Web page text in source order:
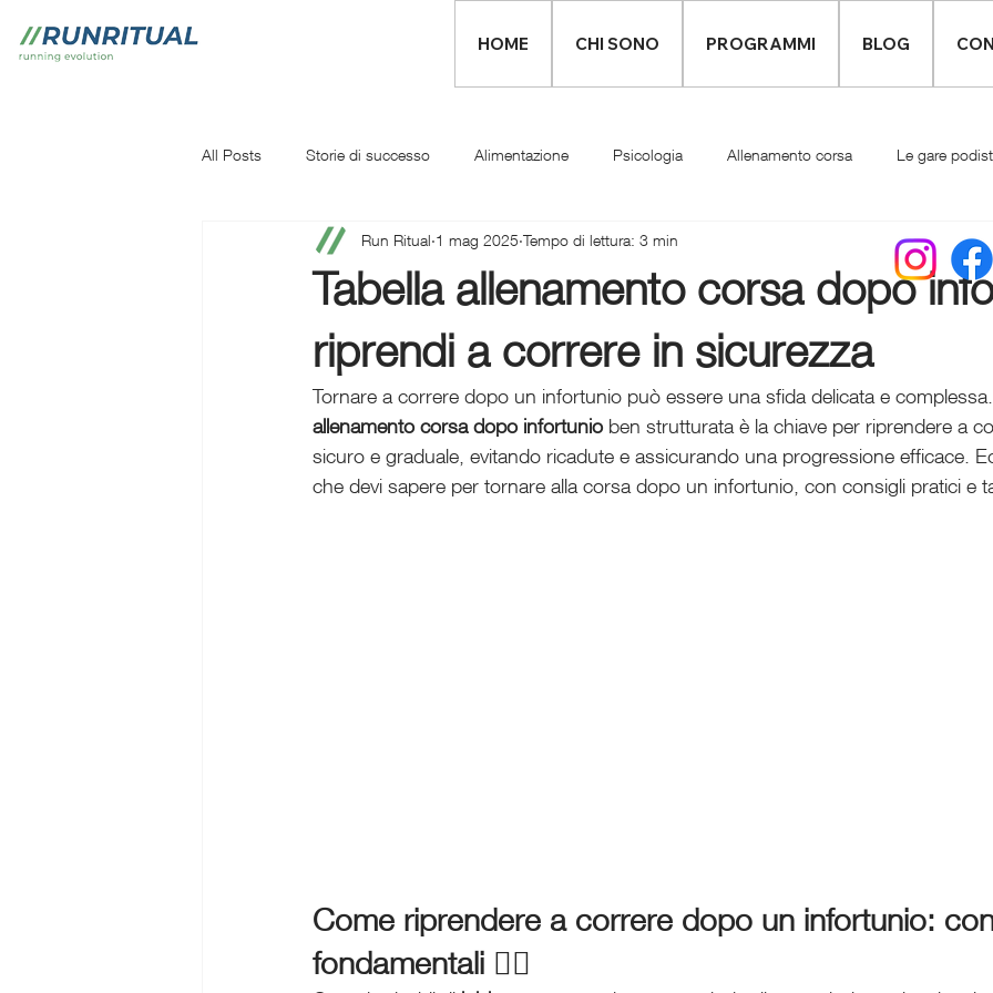
HOME CHI SONO PROGRAMMI BLOG
All Posts Storie di successo Alimentazione Psicologia Allenamento corsa Le gare
Iniziare a correre Infortuni Abbigliamento runner
Tabella allenamento corsa dopo
riprendi a correre in sicurezza
Run Ritual 1 mag 2025 Tempo di lettura: 3 min
Tornare a correre dopo un infortunio può essere una sfida delicata e
allenamento corsa dopo infortunio ben strutturata è la chiave per riprendere a
sicuro e graduale, evitando ricadute e assicurando una progressione efficace.
che devi sapere per tornare alla corsa dopo un infortunio, con consigli pratici e
Come riprendere a correre dopo un infortunio:
fondamentali 🏃‍♂️